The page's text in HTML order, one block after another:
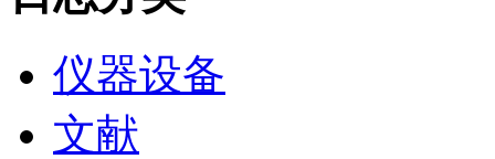
仪器设备
文献